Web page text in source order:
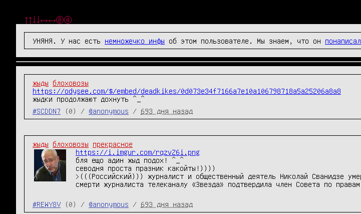
↑↑↓↓←→←→ⒷⒶ
УНЯНЯ. У нас есть немножечко инфы об этом пользователе. Мы знаем, что он понаписал
жыды
блоховозы
https://odysee.com/$/embed/deadkikes/0d073e34f7166a7e10a106798718a5a25206a8a8
жыдки продолжают дохнуть ^_^
#SCDDN7
(0) / @anonymous / 693 дня назад
жыды блоховозы
прекрасное
https://i.imgur.com/rqzvZ6i.png
бля ещо адин жыд подох! ^_^
севодня проста празник какойты!))))
>(((Российский))) журналист и общественный деятель Николай Сванидзе
смерти журналиста телеканалу «Звезда» подтвердила член Совета по
#REWY8V (0) / @anonymous / 693 дня назад